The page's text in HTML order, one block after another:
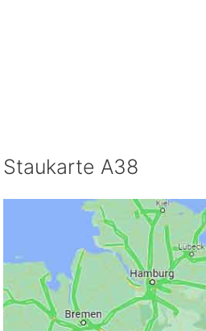
Staukarte A38